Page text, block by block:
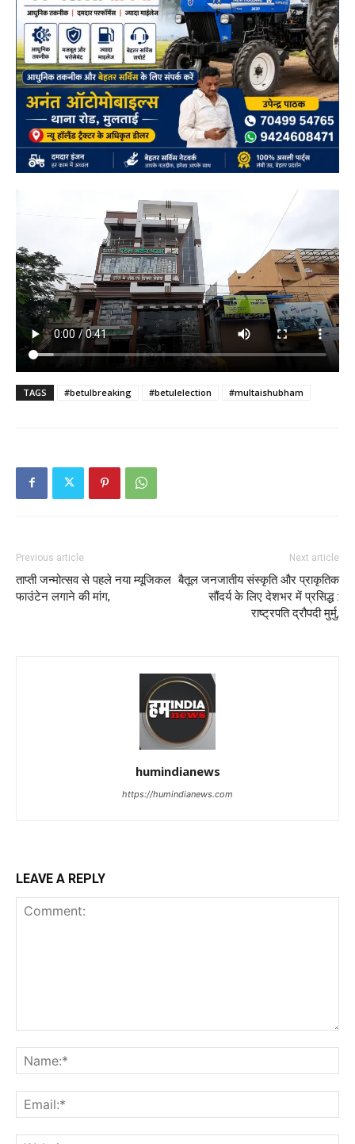
TAGS #betulbreaking #betulelection #multaishubham
Previous article
ताप्ती जन्मोत्सव से पहले नया म्यूजिकल
फाउंटेन लगाने की मांग,
Next article
बैतूल जनजातीय संस्कृति और प्राकृतिक
सौंदर्य के लिए देशभर में प्रसिद्ध :
राष्ट्रपति द्रौपदी मुर्मु,
humindianews
https://humindianews.com
LEAVE A REPLY